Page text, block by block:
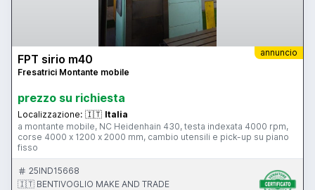
annuncio
FPT sirio m40
Fresatrici Montante mobile
prezzo su richiesta
Localizzazione: 🇮🇹 Italia
a montante mobile, NC Heidenhain 430, testa indexata 4000 rpm,
corse 4000 x 1200 x 2000 mm, cambio utensili e pick-up su piano
fisso
25IND15668
🇮🇹 BENTIVOGLIO MAKE AND TRADE